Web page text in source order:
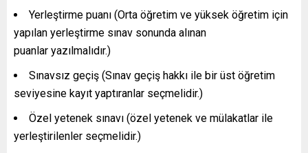
Yerleştirme puanı (Orta öğretim ve yüksek öğretim için
yapılan yerleştirme sınav sonunda alınan
puanlar yazılmalıdır.)
Sınavsız geçiş (Sınav geçiş hakkı ile bir üst öğretim
seviyesine kayıt yaptıranlar seçmelidir.)
Özel yetenek sınavı (özel yetenek ve mülakatlar ile
yerleştirilenler seçmelidir.)